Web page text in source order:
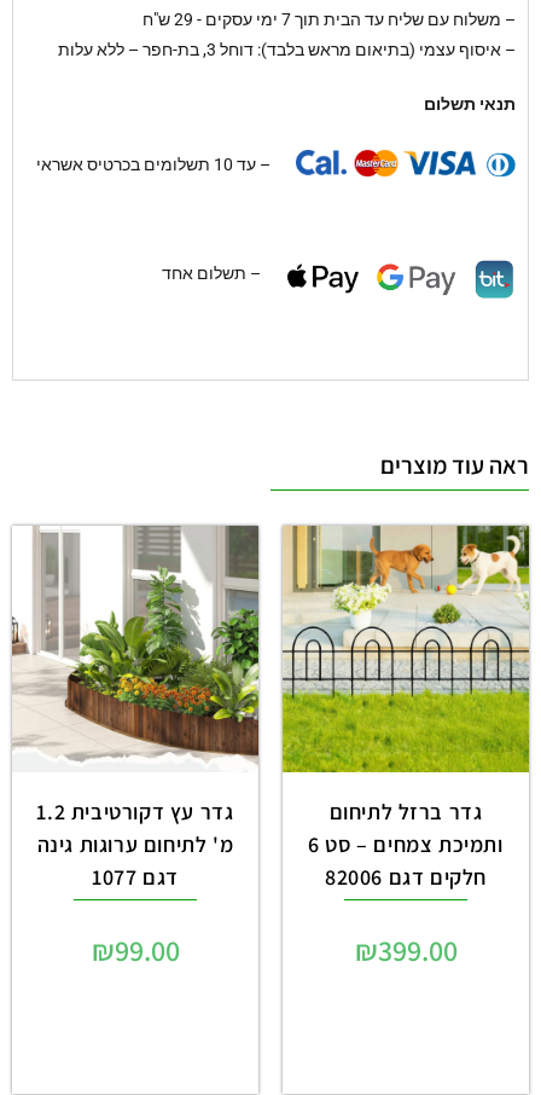
– משלוח עם שליח עד הבית תוך 7 ימי עסקים - 29 ש"ח
– איסוף עצמי (בתיאום מראש בלבד): דוחל 3, בת-חפר – ללא עלות
תנאי תשלום
– עד 10 תשלומים בכרטיס אשראי
– תשלום אחד
ראה עוד מוצרים
גדר ברזל לתיחום
ותמיכת צמחים – סט 6
חלקים דגם 82006
₪399.00
גדר עץ דקורטיבית 1.2
מ' לתיחום ערוגות גינה
דגם 1077
₪99.00